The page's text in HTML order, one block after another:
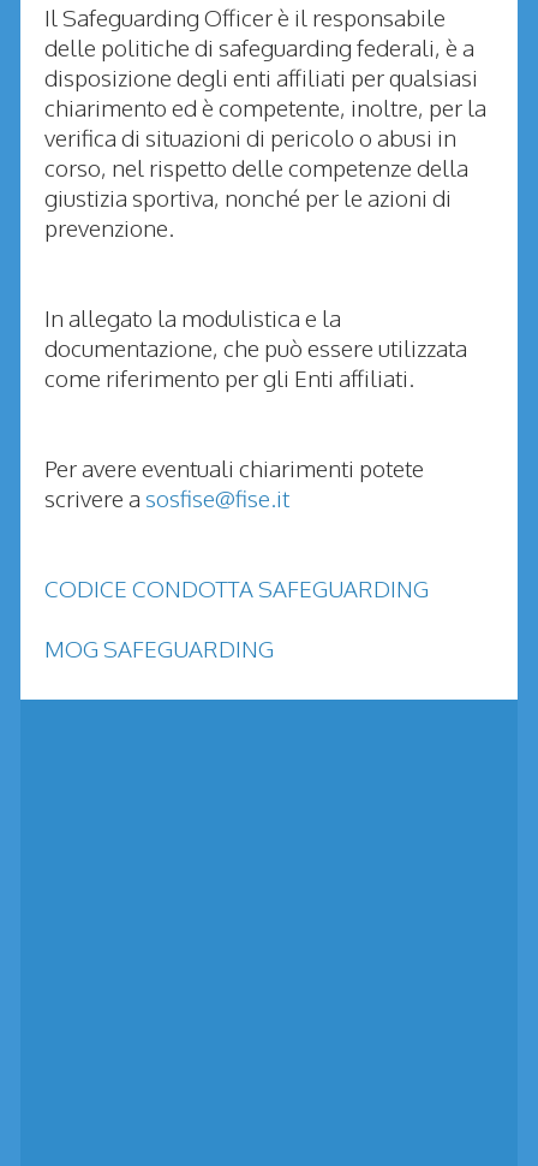
Il Safeguarding Officer è il responsabile
delle politiche di safeguarding federali, è a
disposizione degli enti affiliati per qualsiasi
chiarimento ed è competente, inoltre, per la
verifica di situazioni di pericolo o abusi in
corso, nel rispetto delle competenze della
giustizia sportiva, nonché per le azioni di
prevenzione.
In allegato la modulistica e la
documentazione, che può essere utilizzata
come riferimento per gli Enti affiliati.
Per avere eventuali chiarimenti potete
scrivere a sosfise@fise.it
CODICE CONDOTTA SAFEGUARDING
MOG SAFEGUARDING